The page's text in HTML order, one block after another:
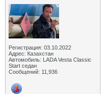
Регистрация: 03.10.2022
Адрес: Казахстан
Автомобиль: LADA Vesta Classic
Start седан
Сообщений: 11,936